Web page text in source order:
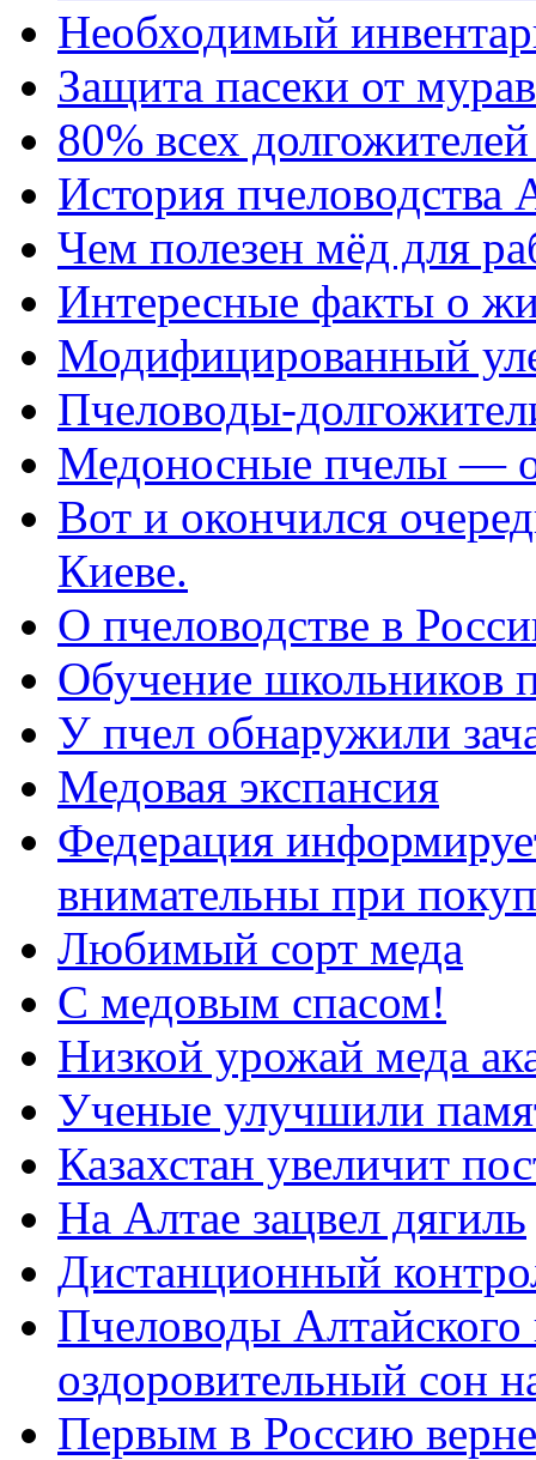
Необходимый
Защита пасеки от
80% всех
История пчеловодства
Чем полезен мёд для
Интересные факты о
Модифицированный
Пчеловоды-
Медоносные пчелы —
Вот и окончился
Киеве.
О пчеловодстве в
Обучение школьников
У пчел обнаружили
Медовая экспансия
Федерация
внимательны при
Любимый сорт меда
С медовым спасом!
Низкой урожай меда
Ученые улучшили
Казахстан увеличит
На Алтае зацвел дягиль
Дистанционный
Пчеловоды Алтайского
оздоровительный сон
Первым в Россию